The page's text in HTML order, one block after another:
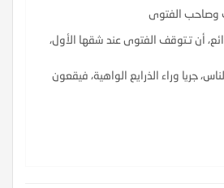
وصاحب الفتوى
أن تـتوقف الفتوى عند شقها الأول،
جريا وراء الذرايع الواهية، فيقعون